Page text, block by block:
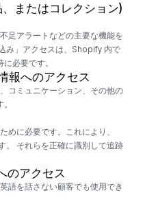
またはコレクション)
足アラートなどの主要な機能を
み」アクセスは、Shopify 内で
必要です。
報へのアクセス
コミュニケーション、その他の
めに必要です。これにより、
。 それらを正確に識別して追跡
のアクセス
語を話さない顧客でも使用でき